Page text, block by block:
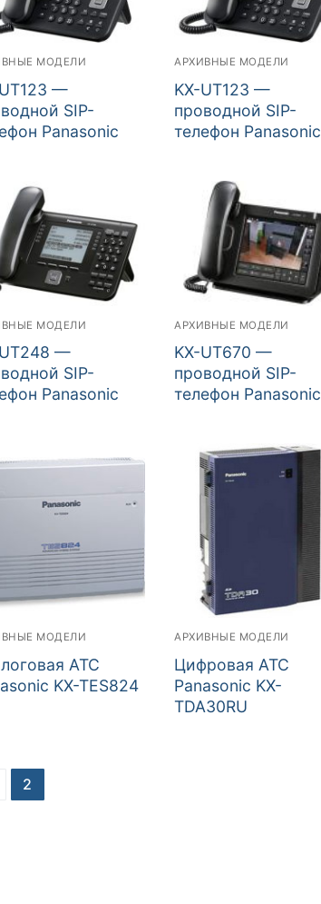
МОДЕЛИ
—
SIP-
Panasonic
АРХИВНЫЕ МОДЕЛИ
KX-UT123 —
проводной SIP-
телефон Panasonic
МОДЕЛИ
—
SIP-
Panasonic
АРХИВНЫЕ МОДЕЛИ
KX-UT670 —
проводной SIP-
телефон Panasonic
МОДЕЛИ
АТС
KX-TES824
АРХИВНЫЕ МОДЕЛИ
Цифровая АТС
Panasonic KX-
TDA30RU
2